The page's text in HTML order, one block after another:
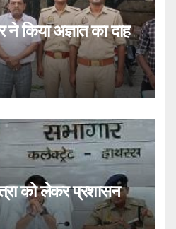
किया अज्ञात का दाह
को लेकर प्रशासन